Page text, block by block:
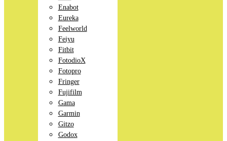
Enabot
Eureka
Feelworld
Feiyu
Fitbit
FotodioX
Fotopro
Fringer
Fujifilm
Gama
Garmin
Gitzo
Godox